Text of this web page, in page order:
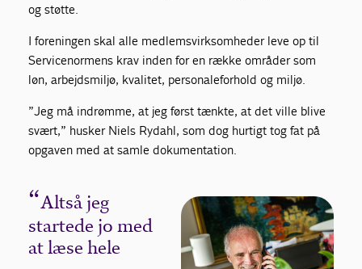
og støtte.
I foreningen skal alle medlemsvirksomheder leve op til
Servicenormens krav inden for en række områder som
løn, arbejdsmiljø, kvalitet, personaleforhold og miljø.
”Jeg må indrømme, at jeg først tænkte, at det ville blive
svært,” husker Niels Rydahl, som dog hurtigt tog fat på
opgaven med at samle dokumentation.
Altså jeg
startede jo med
at læse hele